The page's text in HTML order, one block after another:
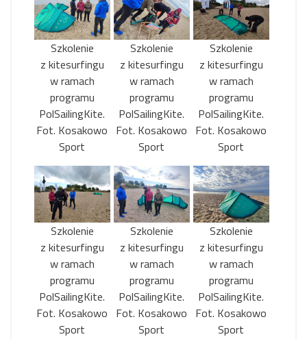
Szkolenie
z kitesurfingu
w ramach
programu
PolSailingKite.
Fot. Kosakowo
Sport
Szkolenie
z kitesurfingu
w ramach
programu
PolSailingKite.
Fot. Kosakowo
Sport
Szkolenie
z kitesurfingu
w ramach
programu
PolSailingKite.
Fot. Kosakowo
Sport
Szkolenie
z kitesurfingu
w ramach
programu
PolSailingKite.
Fot. Kosakowo
Sport
Szkolenie
z kitesurfingu
w ramach
programu
PolSailingKite.
Fot. Kosakowo
Sport
Szkolenie
z kitesurfingu
w ramach
programu
PolSailingKite.
Fot. Kosakowo
Sport